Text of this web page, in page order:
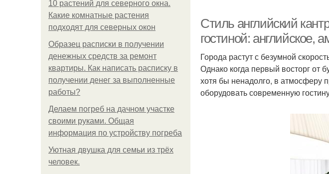
10 растений для северного окна.
Какие комнатные растения
подходят для северных окон
Образец расписки в получении
денежных средств за ремонт
квартиры. Как написать расписку в
получении денег за выполненные
работы?
Делаем погреб на дачном участке
своими руками. Общая
информация по устройству погреба
Уютная двушка для семьи из трёх
человек.
Стиль английский
гостиной: английское,
Города растут с безумной
Однако когда первый восторг от
хотя бы ненадолго, в атмосферу
оборудовать современную